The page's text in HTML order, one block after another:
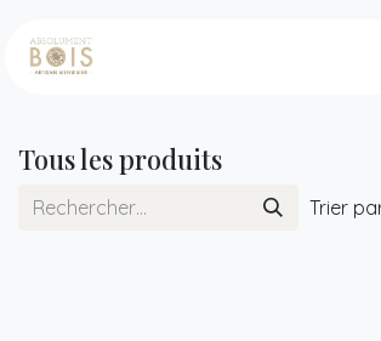
Tous les produits
Trier